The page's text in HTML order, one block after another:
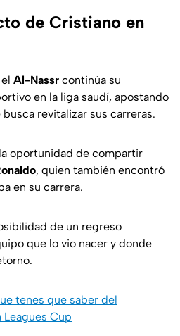
de Cristiano en
Al-Nassr continúa su
en la liga saudí, apostando
revitalizar sus carreras.
oportunidad de compartir
, quien también encontró
en su carrera.
de un regreso
que lo vio nacer y donde
tenes que saber del
Cup